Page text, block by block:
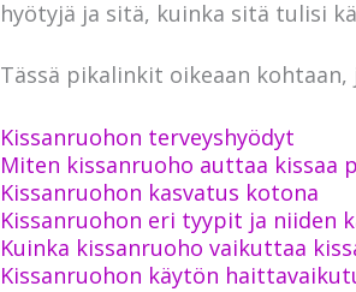
hyötyjä ja sitä, kuinka sitä tulisi
Tässä pikalinkit oikeaan
Kissanruohon terveyshyödyt
Miten kissanruoho auttaa kissaa
Kissanruohon kasvatus kotona
Kissanruohon eri tyypit ja niiden
Kuinka kissanruoho vaikuttaa
Kissanruohon käytön